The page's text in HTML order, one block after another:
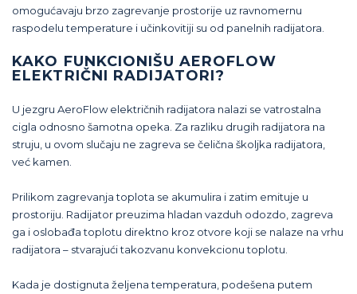
omogućavaju brzo zagrevanje prostorije uz ravnomernu
raspodelu temperature i učinkovitiji su od panelnih radijatora.
KAKO FUNKCIONIŠU AEROFLOW
ELEKTRIČNI RADIJATORI?
U jezgru AeroFlow električnih radijatora nalazi se vatrostalna
cigla odnosno šamotna opeka. Za razliku drugih radijatora na
struju, u ovom slučaju ne zagreva se čelična školjka radijatora,
već kamen.
Prilikom zagrevanja toplota se akumulira i zatim emituje u
prostoriju. Radijator preuzima hladan vazduh odozdo, zagreva
ga i oslobađa toplotu direktno kroz otvore koji se nalaze na vrhu
radijatora – stvarajući takozvanu konvekcionu toplotu.
Kada je dostignuta željena temperatura, podešena putem